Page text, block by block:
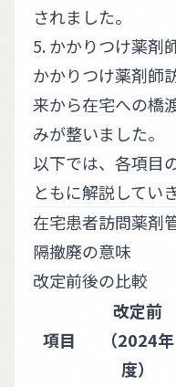
されました。
5. かかりつけ薬剤
かかりつけ薬剤師
来から在宅への橋
みが整いました。
以下では、各項目
ともに解説してい
在宅患者訪問薬剤
隔撤廃の意味
改定前後の比較
項目
改定前
（2024年
度）